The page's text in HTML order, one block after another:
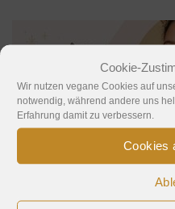
Cookie-
Wir nutzen vegane Cookies auf
notwendig, während andere uns
Erfahrung damit zu verbessern.
Cookies